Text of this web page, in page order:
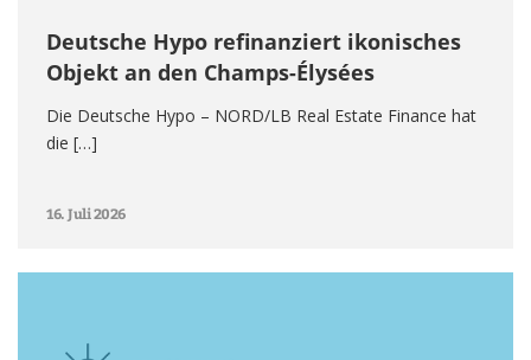
Deutsche Hypo refinanziert ikonisches
Objekt an den Champs-Élysées
Die Deutsche Hypo – NORD/LB Real Estate Finance hat
die […]
16. Juli 2026